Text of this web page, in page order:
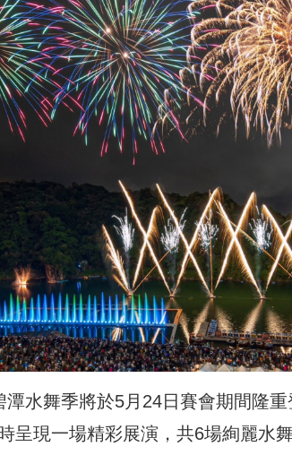
水舞季將於5月24日賽會期間隆
呈現一場精彩展演，共6場絢麗水